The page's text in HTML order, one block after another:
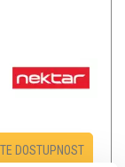
DOSTUPNOST